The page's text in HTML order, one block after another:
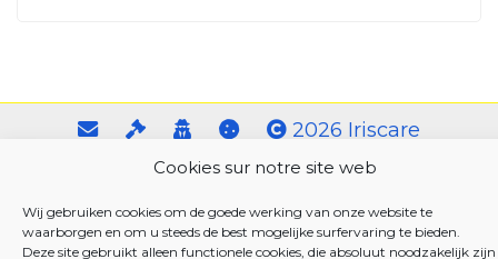
Cookies sur notre site web
Wij gebruiken cookies om de goede werking van onze website te
waarborgen en om u steeds de best mogelijke surfervaring te bieden.
Deze site gebruikt alleen functionele cookies, die absoluut noodzakelijk zijn
2026 Iriscare